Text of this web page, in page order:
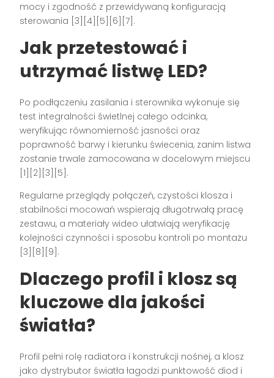
mocy i zgodność z przewidywaną konfiguracją
sterowania [3][4][5][6][7].
Jak przetestować i
utrzymać listwę LED?
Po podłączeniu zasilania i sterownika wykonuje się
test integralności świetlnej całego odcinka,
weryfikując równomierność jasności oraz
poprawność barwy i kierunku świecenia, zanim listwa
zostanie trwale zamocowana w docelowym miejscu
[1][2][3][5].
Regularne przeglądy połączeń, czystości klosza i
stabilności mocowań wspierają długotrwałą pracę
zestawu, a materiały wideo ułatwiają weryfikację
kolejności czynności i sposobu kontroli po montażu
[3][8][9].
Dlaczego profil i klosz są
kluczowe dla jakości
światła?
Profil pełni rolę radiatora i konstrukcji nośnej, a klosz
jako dystrybutor światła łagodzi punktowość diod i